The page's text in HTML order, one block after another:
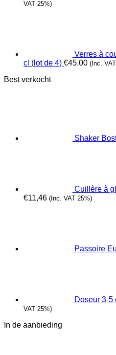
VAT 25%)
Verres à
cl (lot de 4) €45,00 (Inc.
Best verkocht
Shaker
Cuillère à
€11,46 (Inc. VAT 25%)
Passoire
Doseur 3-5
VAT 25%)
In de aanbieding